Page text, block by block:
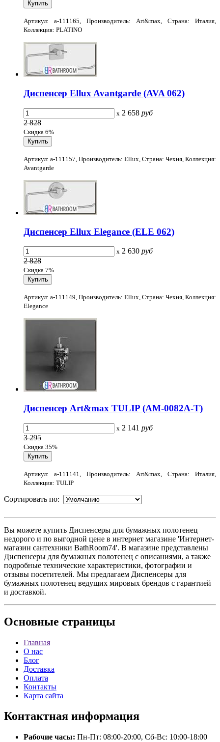
Артикул: a-111165, Производитель: Art&max, Страна: Италия,
Коллекция: PLATINO
Диспенсер Ellux Avantgarde (AVA 062)
x 2 658 руб
2 828
Скидка 6%
Артикул: a-111157, Производитель: Ellux, Страна: Чехия, Коллекция:
Avantgarde
Диспенсер Ellux Elegance (ELE 062)
x 2 630 руб
2 828
Скидка 7%
Артикул: a-111149, Производитель: Ellux, Страна: Чехия, Коллекция:
Elegance
Диспенсер Art&max TULIP (AM-0082A-T)
x 2 141 руб
3 295
Скидка 35%
Артикул: a-111141, Производитель: Art&max, Страна: Италия,
Коллекция: TULIP
Сортировать по:
Вы можете купить Диспенсеры для бумажных полотенец
недорого и по выгодной цене в интернет магазине 'Интернет-
магазин сантехники BathRoom74'. В магазине представлены
Диспенсеры для бумажных полотенец с описаниями, а также
подробные технические характеристики, фотографии и
отзывы посетителей. Мы предлагаем Диспенсеры для
бумажных полотенец ведущих мировых брендов с гарантией
и доставкой.
Основные страницы
Главная
О нас
Блог
Доставка
Оплата
Контакты
Карта сайта
Контактная информация
Рабочие часы: Пн-Пт: 08:00-20:00, Сб-Вс: 10:00-18:00